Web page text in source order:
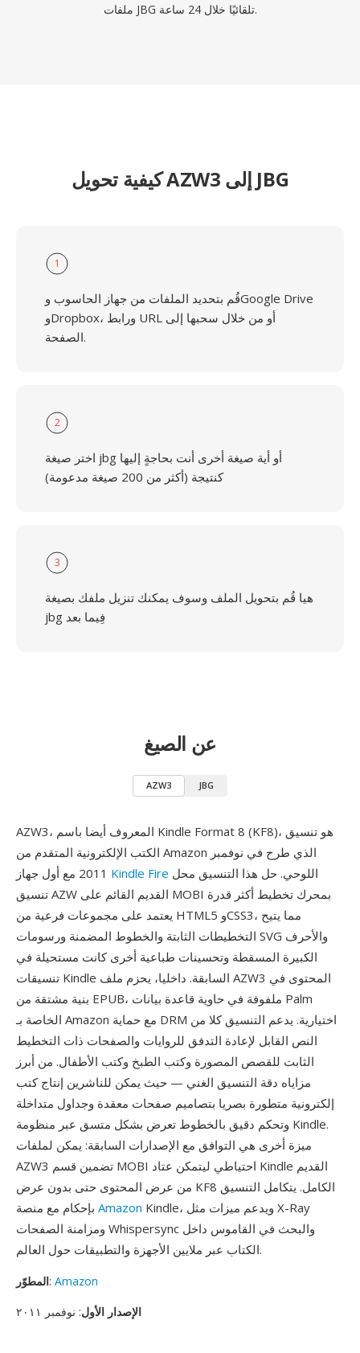
ملفات JBG تلقائيًا خلال 24 ساعة.
كيفية تحويل AZW3 إلى JBG
1
قُم بتحديد الملفات من جهاز الحاسوب وGoogle Drive
وDropbox، ورابط URL أو من خلال سحبها إلى
الصفحة.
2
اختر صيغة jbg أو أية صيغة أخرى أنت بحاجةٍ إليها
كنتيجة (أكثر من 200 صيغة مدعومة)
3
هيا قُم بتحويل الملف وسوف يمكنك تنزيل ملفك بصيغة
jbg فِيما بعد
عن الصيغ
AZW3 JBG
AZW3، المعروف أيضا باسم Kindle Format 8 (KF8)، هو تنسيق
الكتب الإلكترونية المتقدم من Amazon الذي طرح في نوفمبر
Kindle Fire
تنسيق AZW القديم القائم على MOBI بمحرك تخطيط أكثر قدرة
يعتمد على مجموعات فرعية من HTML5 وCSS3، مما يتيح
التخطيطات الثابتة والخطوط المضمنة ورسومات SVG والأحرف
الكبيرة المسقطة وتحسينات طباعية أخرى كانت مستحيلة في
تنسيقات Kindle السابقة. داخليا، يحزم ملف AZW3 المحتوى في
بنية مشتقة من EPUB، ملفوفة في حاوية قاعدة بيانات Palm
الخاصة بـ Amazon مع حماية DRM اختيارية. يدعم التنسيق كلا من
النص القابل لإعادة التدفق للروايات والصفحات ذات التخطيط
الثابت للقصص المصورة وكتب الطبخ وكتب الأطفال. من أبرز
مزاياه دقة التنسيق الغني — حيث يمكن للناشرين إنتاج كتب
إلكترونية متطورة بصريا بتصاميم صفحات معقدة وجداول متداخلة
وتحكم دقيق بالخطوط تعرض بشكل متسق عبر منظومة Kindle.
ميزة أخرى هي التوافق مع الإصدارات السابقة: يمكن لملفات
AZW3 تضمين قسم MOBI احتياطي ليتمكن عتاد Kindle القديم
من عرض المحتوى حتى بدون عرض KF8 الكامل. يتكامل التنسيق
Amazon Kindle، ويدعم ميزات مثل X-Ray
ومزامنة الصفحات Whispersync والبحث في القاموس داخل
الكتاب عبر ملايين الأجهزة والتطبيقات حول العالم.
المطوّر: Amazon
الإصدار الأول: نوفمبر ٢٠١١